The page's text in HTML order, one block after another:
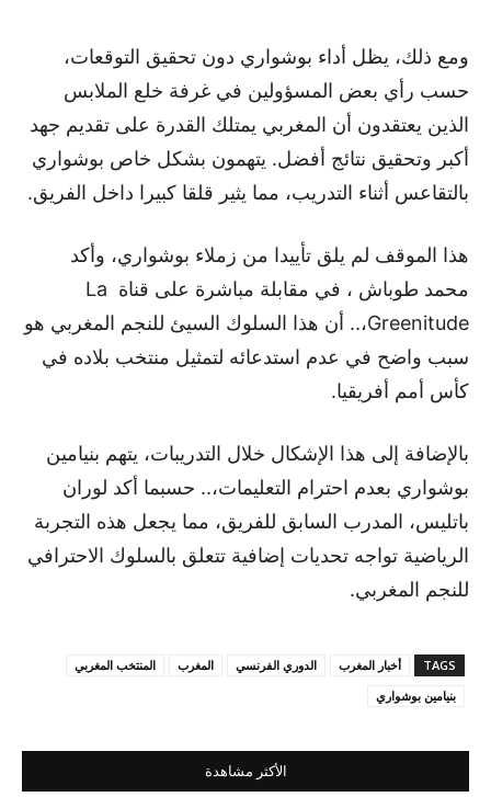
ومع ذلك، يظل أداء بوشواري دون تحقيق التوقعات،
حسب رأي بعض المسؤولين في غرفة خلع الملابس
الذين يعتقدون أن المغربي يمتلك القدرة على تقديم جهد
أكبر وتحقيق نتائج أفضل. يتهمون بشكل خاص بوشواري
بالتقاعس أثناء التدريب، مما يثير قلقا كبيرا داخل الفريق.
هذا الموقف لم يلق تأييدا من زملاء بوشواري، وأكد
محمد طوباش ، في مقابلة مباشرة على قناة La
Greenitude،.. أن هذا السلوك السيئ للنجم المغربي هو
سبب واضح في عدم استدعائه لتمثيل منتخب بلاده في
كأس أمم أفريقيا.
بالإضافة إلى هذا الإشكال خلال التدريبات، يتهم بنيامين
بوشواري بعدم احترام التعليمات،.. حسبما أكد لوران
باتليس، المدرب السابق للفريق، مما يجعل هذه التجربة
الرياضية تواجه تحديات إضافية تتعلق بالسلوك الاحترافي
للنجم المغربي.
TAGS أخبار المغرب الدوري الفرنسي المغرب
المنتخب المغربي
بنيامين بوشواري
الأكثر مشاهدة